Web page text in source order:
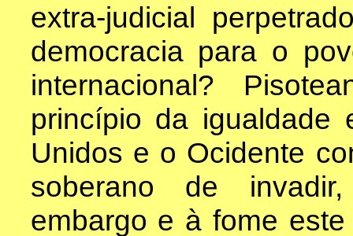
extra-judicial
democracia para o
internacional?
princípio da igualdade
Unidos e o Ocidente
soberano de
embargo e à fome